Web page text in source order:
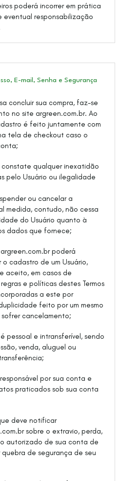
poderá incorrer em prática
eventual responsabilização
E-mail, Senha e Segurança
concluir sua compra, faz-se
no site argreen.com.br. Ao
é feito juntamente com
tela de checkout caso o
constate qualquer inexatidão
pelo Usuário ou ilegalidade
ou cancelar a
medida, contudo, não cessa
do Usuário quanto à
dados que fornece;
poderá
cadastro de um Usuário,
aceito, em casos de
e políticas destes Termos
a este por
feito por um mesmo
cancelamento;
pessoal e intransferível, sendo
venda, aluguel ou
por sua conta e
praticados sob sua conta
deve notificar
sobre o extravio, perda,
autorizado de sua conta de
de segurança de seu